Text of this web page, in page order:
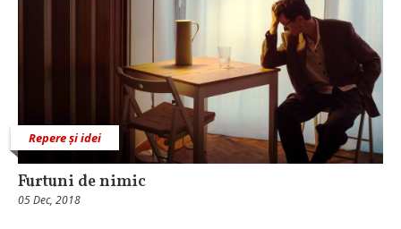
Repere și idei
Furtuni de nimic
05 Dec, 2018